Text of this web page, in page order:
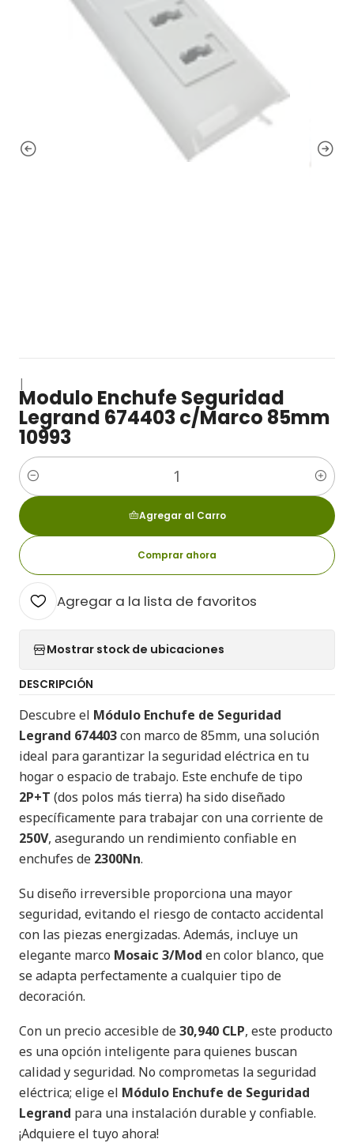
|
Modulo Enchufe Seguridad
Legrand 674403 c/Marco 85mm
10993
Cantidad
Agregar al Carro
Comprar ahora
Agregar a la lista de favoritos
Mostrar stock de ubicaciones
DESCRIPCIÓN
Descubre el Módulo Enchufe de Seguridad
Legrand 674403con marco de 85mm, una solución
ideal para garantizar la seguridad eléctrica en tu
hogar o espacio de trabajo. Este enchufe de tipo
2P+T (dos polos más tierra) ha sido diseñado
específicamente para trabajar con una corriente de
250V, asegurando un rendimiento confiable en
enchufes de 2300Nn.
Su diseño irreversible proporciona una mayor
seguridad, evitando el riesgo de contacto accidental
con las piezas energizadas. Además, incluye un
elegante marco Mosaic 3/Mod en color blanco, que
se adapta perfectamente a cualquier tipo de
decoración.
Con un precio accesible de30,940 CLP, este producto
es una opción inteligente para quienes buscan
calidad y seguridad. No comprometas la seguridad
eléctrica; elige el Módulo Enchufe de Seguridad
Legrand para una instalación durable y confiable.
¡Adquiere el tuyo ahora!